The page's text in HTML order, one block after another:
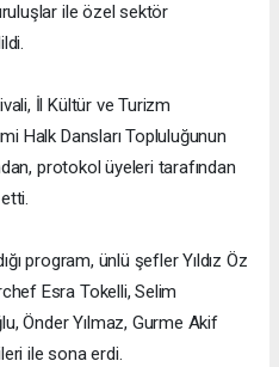
ile özel sektör
İl Kültür ve Turizm
Halk Dansları Topluluğunun
protokol üyeleri tarafından
program, ünlü şefler Yıldız Öz
Esra Tokelli, Selim
Önder Yılmaz, Gurme Akif
ile sona erdi.